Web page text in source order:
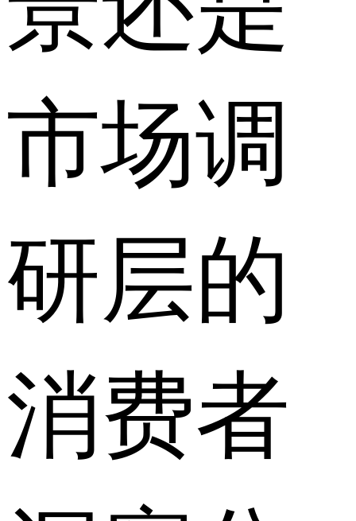
市场调
研层的
消费者